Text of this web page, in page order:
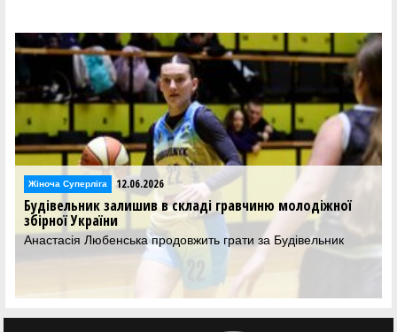
Жіноча Суперліга 12.06.2026
Будівельник залишив в складі гравчиню молодіжної
збірної України
Анастасія Любенська продовжить грати за Будівельник